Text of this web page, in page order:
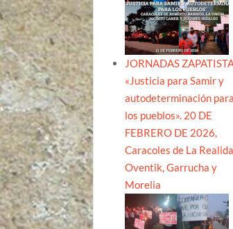
JORNADAS
«Justicia para Samir y
autodeterminación para
los pueblos». 20 DE
FEBRERO DE 2026,
Caracoles de La
Oventik, Garrucha y
Morelia